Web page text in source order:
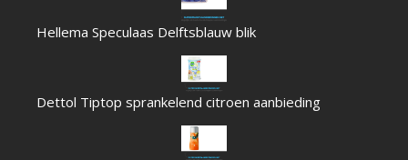
Hellema Speculaas Delftsblauw blik
Dettol Tiptop sprankelend citroen aanbieding